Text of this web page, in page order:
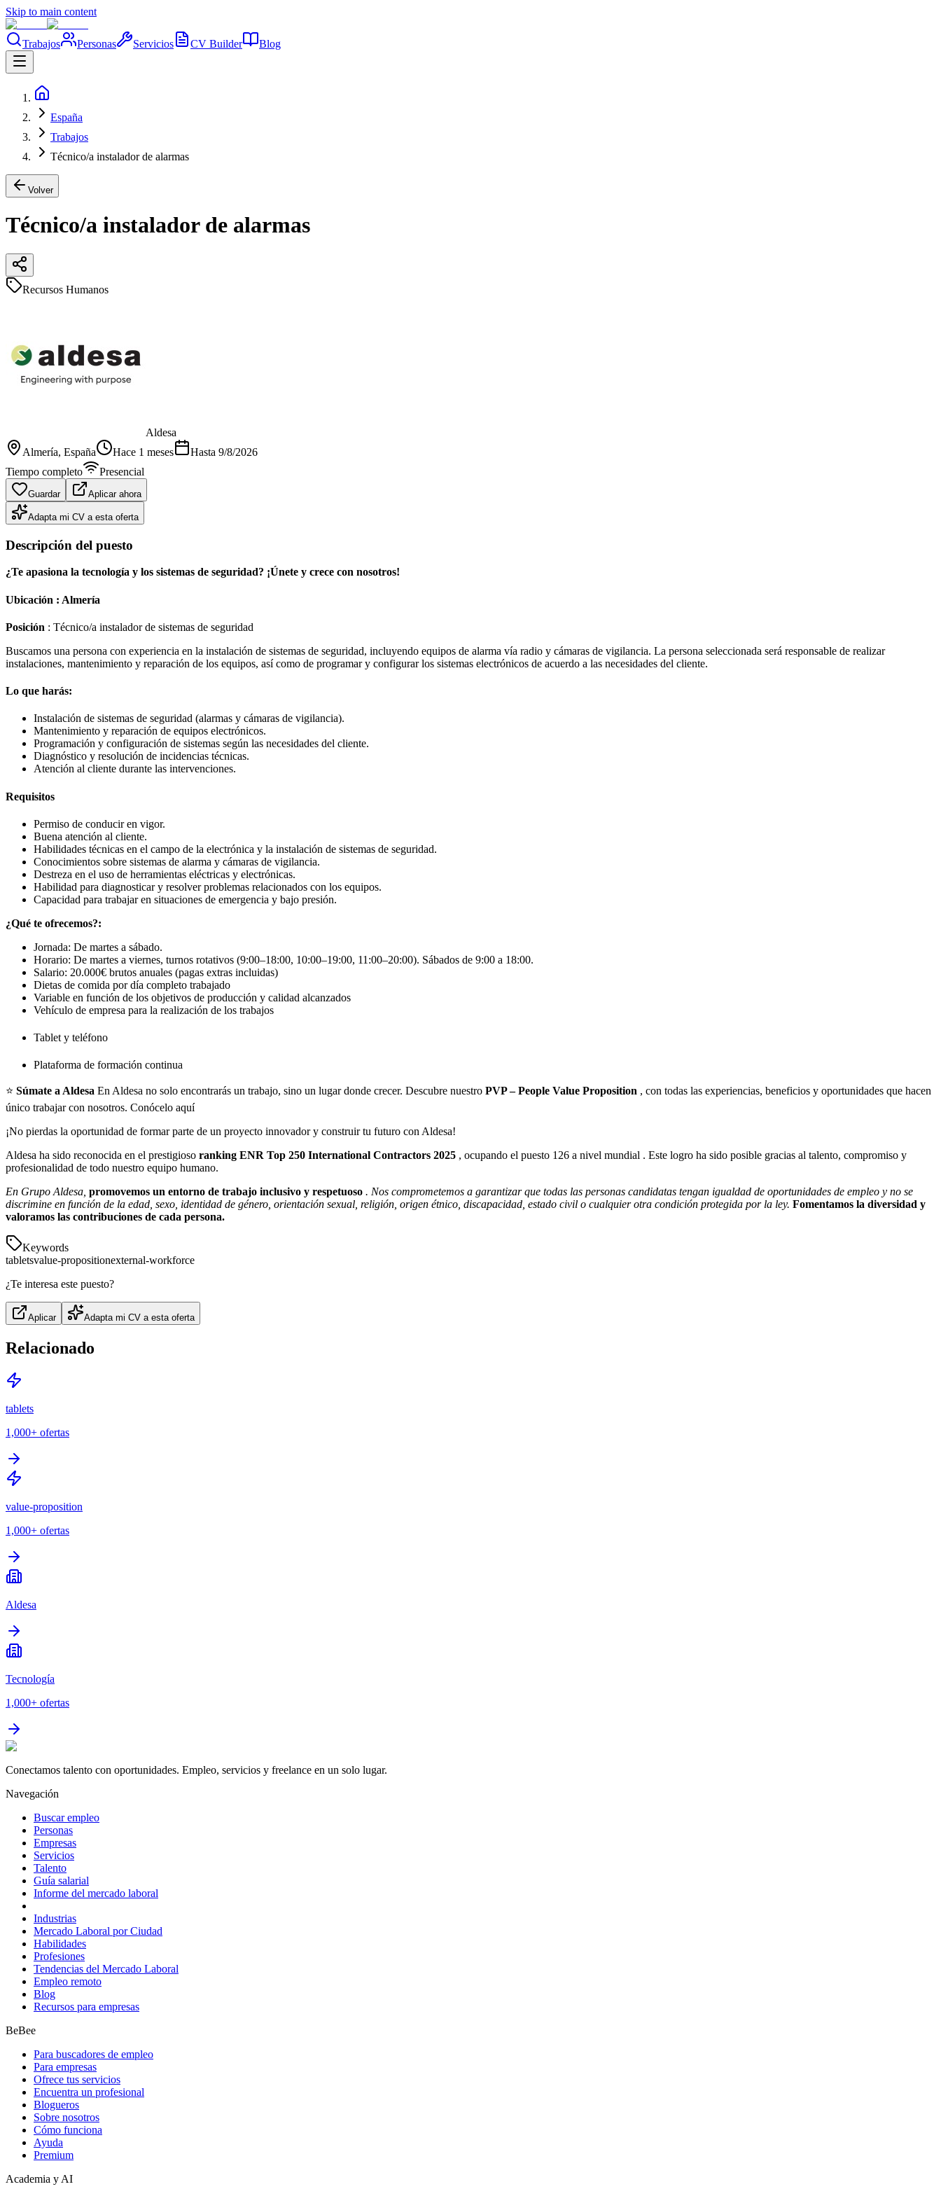
Skip to main content
Trabajos Personas Servicios CV Builder Blog
España
Trabajos
Técnico/a instalador de alarmas
Volver
Técnico/a instalador de alarmas
Recursos Humanos
Aldesa
Almería, España Hace 1 meses Hasta 9/8/2026
Tiempo completo
Presencial
Guardar Aplicar ahora
Adapta mi CV a esta oferta
Descripción del puesto
¿Te apasiona la tecnología y los sistemas de seguridad? ¡Únete y crece con nosotros!
Ubicación : Almería
Posición : Técnico/a instalador de sistemas de seguridad
Buscamos una persona con experiencia en la instalación de sistemas de seguridad, incluyendo equipos de alarma vía radio y cámaras de vigilancia. La persona seleccionada será responsable de realizar
instalaciones, mantenimiento y reparación de los equipos, así como de programar y configurar los sistemas electrónicos de acuerdo a las necesidades del cliente.
Lo que harás:
Instalación de sistemas de seguridad (alarmas y cámaras de vigilancia).
Mantenimiento y reparación de equipos electrónicos.
Programación y configuración de sistemas según las necesidades del cliente.
Diagnóstico y resolución de incidencias técnicas.
Atención al cliente durante las intervenciones.
Requisitos
Permiso de conducir en vigor.
Buena atención al cliente.
Habilidades técnicas en el campo de la electrónica y la instalación de sistemas de seguridad.
Conocimientos sobre sistemas de alarma y cámaras de vigilancia.
Destreza en el uso de herramientas eléctricas y electrónicas.
Habilidad para diagnosticar y resolver problemas relacionados con los equipos.
Capacidad para trabajar en situaciones de emergencia y bajo presión.
¿Qué te ofrecemos?:
Jornada: De martes a sábado.
Horario: De martes a viernes, turnos rotativos (9:00–18:00, 10:00–19:00, 11:00–20:00). Sábados de 9:00 a 18:00.
Salario: 20.000€ brutos anuales (pagas extras incluidas)
Dietas de comida por día completo trabajado
Variable en función de los objetivos de producción y calidad alcanzados
Vehículo de empresa para la realización de los trabajos
Tablet y teléfono
Plataforma de formación continua
⭐ Súmate a Aldesa En Aldesa no solo encontrarás un trabajo, sino un lugar donde crecer. Descubre nuestro PVP – People Value Proposition , con todas las experiencias, beneficios y oportunidades que hacen
único trabajar con nosotros. Conócelo aquí
¡No pierdas la oportunidad de formar parte de un proyecto innovador y construir tu futuro con Aldesa!
Aldesa ha sido reconocida en el prestigioso ranking ENR Top 250 International Contractors 2025 , ocupando el puesto 126 a nivel mundial . Este logro ha sido posible gracias al talento, compromiso y
profesionalidad de todo nuestro equipo humano.
En Grupo Aldesa, promovemos un entorno de trabajo inclusivo y respetuoso . Nos comprometemos a garantizar que todas las personas candidatas tengan igualdad de oportunidades de empleo y no se
discrimine en función de la edad, sexo, identidad de género, orientación sexual, religión, origen étnico, discapacidad, estado civil o cualquier otra condición protegida por la ley. Fomentamos la diversidad y
valoramos las contribuciones de cada persona.
Keywords
tabletsvalue-propositionexternal-workforce
¿Te interesa este puesto?
Aplicar Adapta mi CV a esta oferta
Relacionado
tablets
1,000+ ofertas
value-proposition
1,000+ ofertas
Aldesa
Tecnología
1,000+ ofertas
Conectamos talento con oportunidades. Empleo, servicios y freelance en un solo lugar.
Navegación
Buscar empleo
Personas
Empresas
Servicios
Talento
Guía salarial
Informe del mercado laboral
Industrias
Mercado Laboral por Ciudad
Habilidades
Profesiones
Tendencias del Mercado Laboral
Empleo remoto
Blog
Recursos para empresas
BeBee
Para buscadores de empleo
Para empresas
Ofrece tus servicios
Encuentra un profesional
Blogueros
Sobre nosotros
Cómo funciona
Ayuda
Premium
Academia y AI